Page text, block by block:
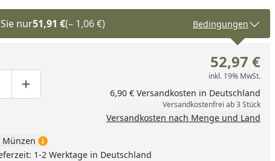
nur51,91 €(– 1,06 €) Bedingungen
um eins verringern
manuell eingeben
Produktmenge um eins erhöhen
52,97 €
inkl. 19% MwSt.
6,90 € Versandkosten in Deutschland
Versandkostenfrei ab 3 Stück
Versandkosten nach Menge und Land
Münzen
1-2 Werktage in Deutschland